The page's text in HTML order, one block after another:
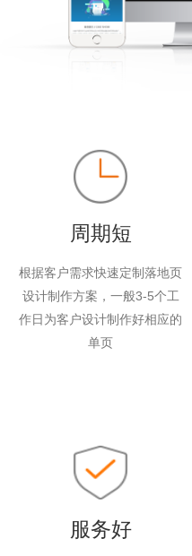
周期短
根据客户需求快速定制落地页
设计制作方案，一般3-5个工
作日为客户设计制作好相应的
单页
服务好